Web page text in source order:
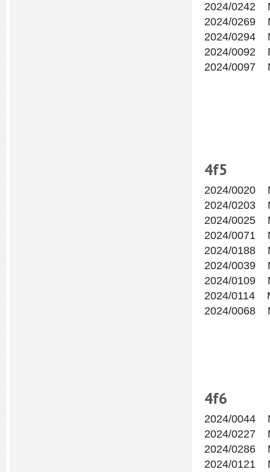
2024/0242
2024/0269
2024/0294
2024/0092
2024/0097
4f5
2024/0020
2024/0203
2024/0025
2024/0071
2024/0188
2024/0039
2024/0109
2024/0114
2024/0068
4f6
2024/0044
2024/0227
2024/0286
2024/0121